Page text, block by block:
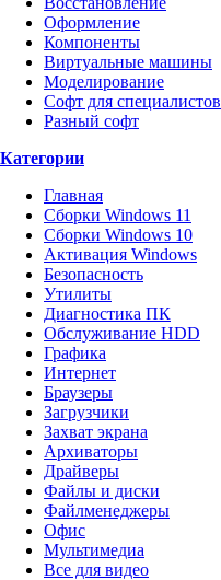
Оформление
Компоненты
Виртуальные машины
Моделирование
Софт для специалистов
Разный софт
Категории
Главная
Сборки Windows 11
Сборки Windows 10
Активация Windows
Безопасность
Утилиты
Диагностика ПК
Обслуживание HDD
Графика
Интернет
Браузеры
Загрузчики
Захват экрана
Архиваторы
Драйверы
Файлы и диски
Файлменеджеры
Офис
Мультимедиа
Все для видео